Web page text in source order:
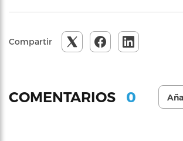
Compartir
COMENTARIOS 0